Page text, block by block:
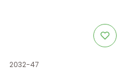
Kod produktu
2032-47